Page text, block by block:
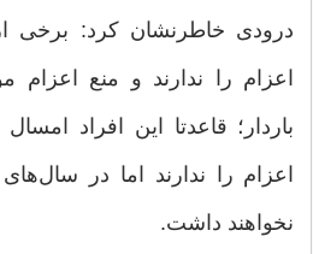
درودی خاطرنشان کرد: برخی
اعزام را ندارند و منع اعزام
باردار؛ قاعدتا این افراد
اعزام را ندارند اما در
نخواهند داشت.